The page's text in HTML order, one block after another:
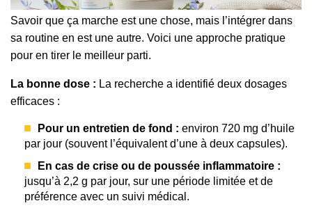
Savoir que ça marche est une chose, mais l’intégrer dans
sa routine en est une autre. Voici une approche pratique
pour en tirer le meilleur parti.
La bonne dose : La recherche a identifié deux dosages
efficaces :
Pour un entretien de fond : environ 720 mg d’huile
par jour (souvent l’équivalent d’une à deux capsules).
En cas de crise ou de poussée inflammatoire :
jusqu’à 2,2 g par jour, sur une période limitée et de
préférence avec un suivi médical.